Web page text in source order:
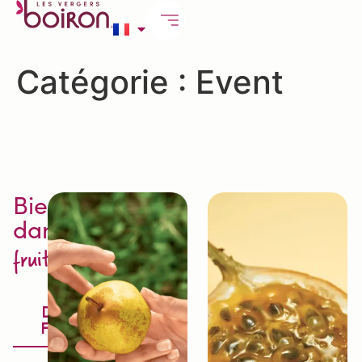
Catégorie : Event
Bienvenue
dansl'excellence
fruit
Découvrir la
Fruitologie®